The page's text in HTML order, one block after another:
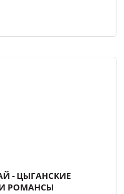
- ЦЫГАНСКИЕ
РОМАНСЫ